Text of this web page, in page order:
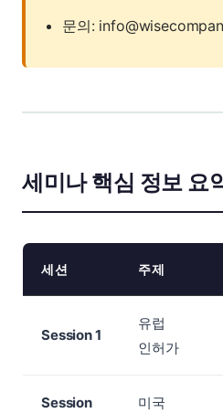
문의:
세미나 핵심 정보 요
세션 주제
Session 1
유럽
인허가
Session
미국